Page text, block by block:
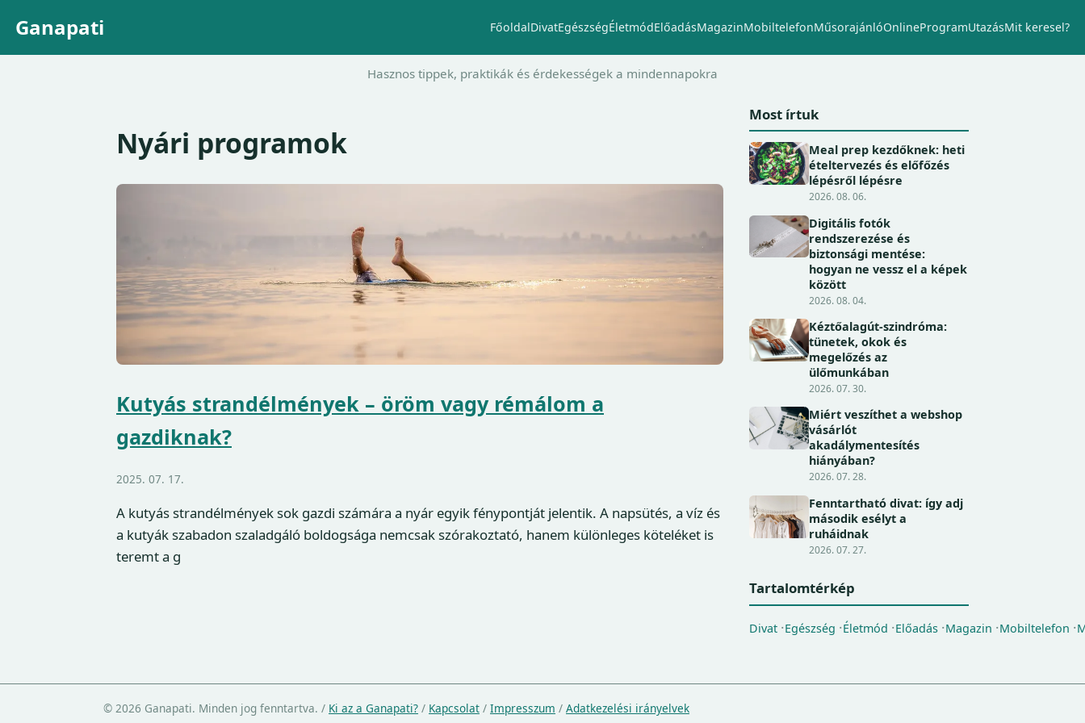
Ganapati FőoldalDivatEgészségÉletmódElőadásMagazinMobiltelefonMűsorajánlóOnlineProgramUtazásMit keresel?
Hasznos tippek, praktikák és érdekességek a mindennapokra
Nyári programok
Kutyás strandélmények – öröm vagy rémálom a
gazdiknak?
2025. 07. 17.
A kutyás strandélmények sok gazdi számára a nyár egyik fénypontját jelentik. A napsütés, a víz és
a kutyák szabadon szaladgáló boldogsága nemcsak szórakoztató, hanem különleges köteléket is
teremt a g
Most írtuk
Meal prep kezdőknek: heti
ételtervezés és előfőzés
lépésről lépésre
2026. 08. 06.
Digitális fotók
rendszerezése és
biztonsági mentése:
hogyan ne vessz el a képek
között
2026. 08. 04.
Kéztőalagút-szindróma:
tünetek, okok és
megelőzés az
ülőmunkában
2026. 07. 30.
Miért veszíthet a webshop
vásárlót
akadálymentesítés
hiányában?
2026. 07. 28.
Fenntartható divat: így adj
második esélyt a
ruháidnak
2026. 07. 27.
Tartalomtérkép
Divat Egészség Életmód Előadás Magazin Mobiltelefon
© 2026 Ganapati. Minden jog fenntartva. / Ki az a Ganapati? / Kapcsolat / Impresszum / Adatkezelési irányelvek